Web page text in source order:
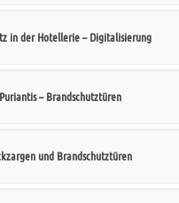
in der Hotellerie – Digitalisierung
– Brandschutztüren
und Brandschutztüren